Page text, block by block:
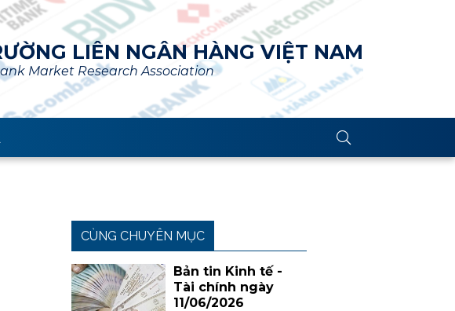
LIÊN NGÂN HÀNG VIỆT NAM
Market Research Association
CÙNG CHUYÊN MỤC
Bản tin Kinh tế -
Tài chính ngày
11/06/2026